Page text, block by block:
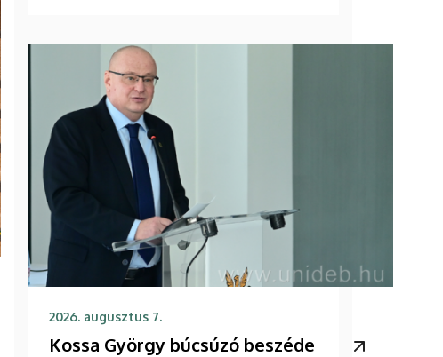
2026. augusztus 7.
Kossa György búcsúzó beszéde